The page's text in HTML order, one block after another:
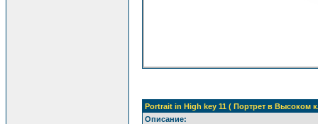
Portrait in High key 11 ( Портрет в Высоком
Описание: